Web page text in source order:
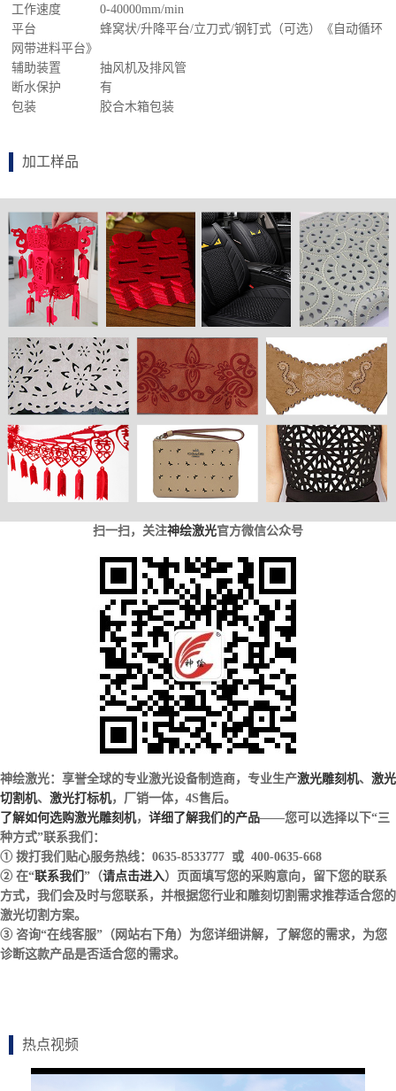
工作速度 0-40000mm/min
平台 蜂窝状/升降平台/立刀式/钢钉式（可选）《自动循环
网带进料平台》
辅助装置 抽风机及排风管
断水保护 有
包装 胶合木箱包装
加工样品
扫一扫，关注神绘激光官方微信公众号
神绘激光：享誉全球的专业激光设备制造商，专业生产激光雕刻机、 激光
切割机、 激光打标机，厂销一体，4S售后。
了解如何选购激光雕刻机， 详细了解我们的产品——您可以选择以下“三
种方式”联系我们：
① 拨打我们贴心服务热线：0635-8533777 或 400-0635-668
② 在“联系我们”（请点击进入）页面填写您的采购意向，留下您的联系
方式，我们会及时与您联系，并根据您行业和雕刻切割需求推荐适合您的
激光切割方案。
③ 咨询“在线客服”（网站右下角）为您详细讲解，了解您的需求，为您
诊断这款产品是否适合您的需求。
热点视频